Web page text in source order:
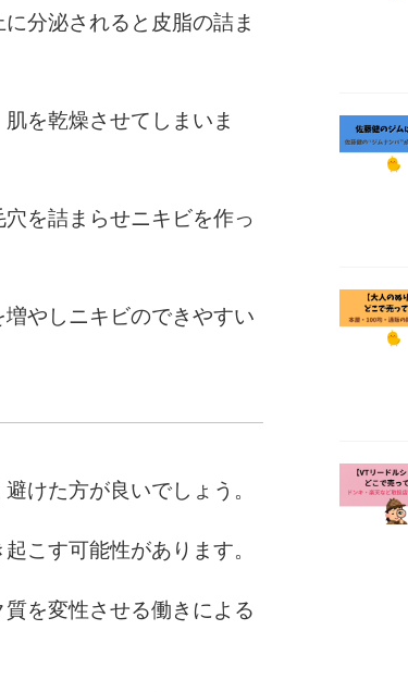
分泌されると皮脂の詰ま
を乾燥させてしまいま
を詰まらせニキビを作っ
やしニキビのできやすい
けた方が良いでしょう。
こす可能性があります。
を変性させる働きによる